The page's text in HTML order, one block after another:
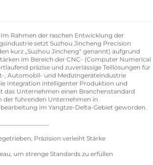
Im Rahmen der raschen Entwicklung der
setzt Suzhou Jincheng Precision
kurz „Suzhou Jincheng“ genannt) aufgrund
im Bereich der CNC- (Computer Numerical
präzise und zuverlässige Teillösungen für
, Automobil- und Medizingeräteindustrie
Integration intelligenter Produktion und
das Unternehmen einen Branchenstandard
der führenden Unternehmen in
im Yangtze-Delta-Gebiet geworden.
Präzision verleiht Stärke
um strenge Standards zu erfüllen